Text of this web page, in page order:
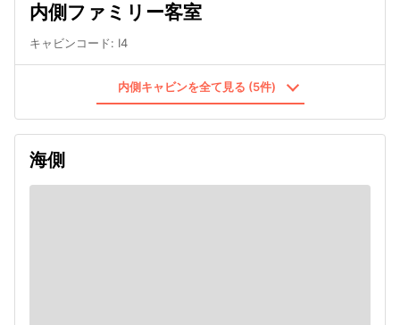
内側ファミリー客室
キャビンコード: I4
内側キャビンを全て見る (5件)
海側